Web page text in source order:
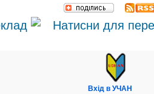
Вхід в УЧАН